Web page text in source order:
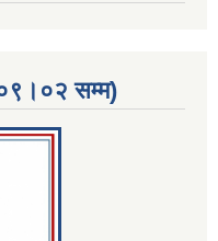
सम्म)